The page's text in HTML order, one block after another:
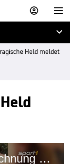



Held meldet
01:23 | Von dieser Auszeichnung will Alica Schmidt nichts wissen